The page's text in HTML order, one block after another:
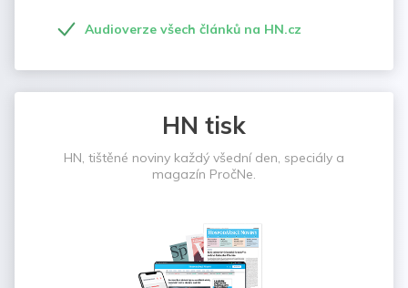
Audioverze všech článků na HN.cz
HN tisk
HN, tištěné noviny každý všední den, speciály a
magazín PročNe.